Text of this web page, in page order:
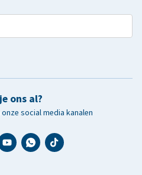
ons al?
social media kanalen